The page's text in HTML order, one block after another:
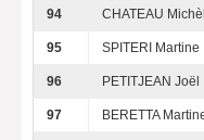
94 CHATEAU
95 SPITERI Martine
96 PETITJEAN Joël
97 BERETTA